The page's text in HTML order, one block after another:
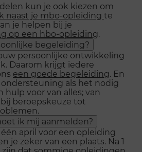
kun je ook kiezen om
naast je mbo-opleiding te
je helpen bij je
op een hbo-opleiding.
begeleiding?
persoonlijke ontwikkeling
Daarom krijgt iedere
een goede begeleiding. En
als het nodig
hulp voor van alles; van
beroepskeuze tot
ik mij aanmelden?
één april voor een opleiding
je zeker van een plaats. Na 1